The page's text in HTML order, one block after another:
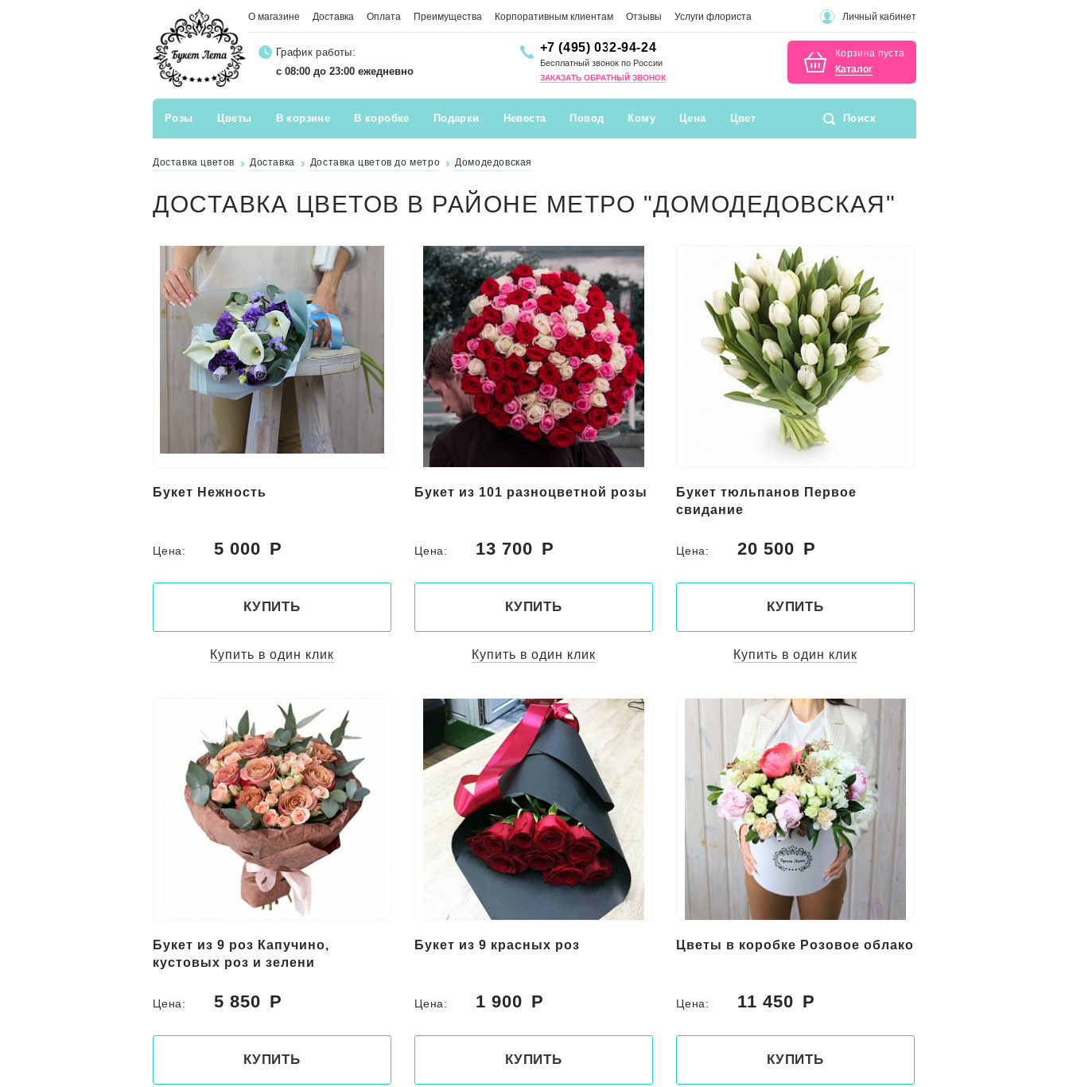
О магазине Доставка Оплата Преимущества Корпоративным клиентам Отзывы Услуги флориста Личный кабинет
График работы:
с 08:00 до 23:00 ежедневно
+7 (495) 032-94-24
Бесплатный звонок по России
ЗАКАЗАТЬ ОБРАТНЫЙ ЗВОНОК
Корзина пуста
Каталог
Розы Цветы В корзине В коробке Подарки Невеста Повод Кому Цена Цвет Поиск
Доставка цветов Доставка Доставка цветов до метро Домодедовская
ДОСТАВКА ЦВЕТОВ В РАЙОНЕ МЕТРО "ДОМОДЕДОВСКАЯ"
Букет Нежность
Цена: 5 000
КУПИТЬ
Купить в один клик
Букет из 101 разноцветной розы
Цена: 13 700
КУПИТЬ
Купить в один клик
Букет тюльпанов Первое
свидание
Цена: 20 500
КУПИТЬ
Купить в один клик
Букет из 9 роз Капучино,
кустовых роз и зелени
Цена: 5 850
КУПИТЬ
Букет из 9 красных роз
Цена: 1 900
КУПИТЬ
Цветы в коробке Розовое облако
Цена: 11 450
КУПИТЬ